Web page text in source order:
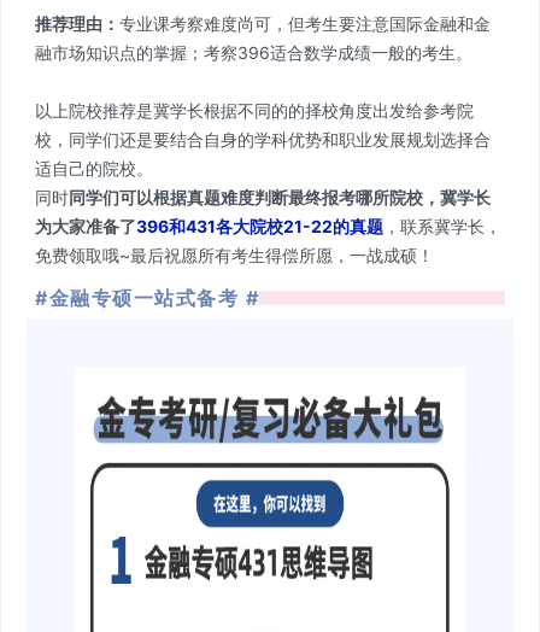
推荐理由： 专业课考察难度尚可，但考生要注意国际金融和金
融市场知识点的掌握；考察396适合数学成绩一般的考生。
以上院校推荐是冀学长根据不同的的择校角度出发给参考院
校，同学们还是要结合自身的学科优势和职业发展规划选择合
适自己的院校。
同时同学们可以根据真题难度判断最终报考哪所院校，冀学长
为大家准备了396和431各大院校21-22的真题 ，联系冀学长，
免费领取哦~最后祝愿所有考生得偿所愿，一战成硕！
#金融专硕一站式备考 #